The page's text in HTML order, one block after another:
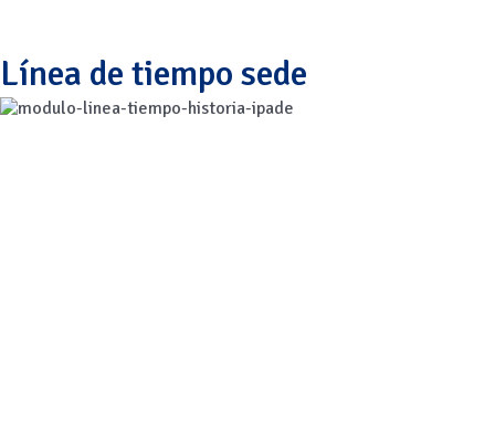
Línea de tiempo sede